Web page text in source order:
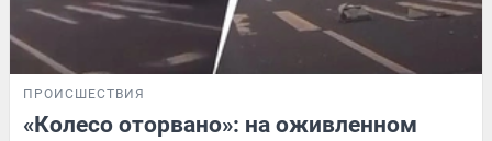
ПРОИСШЕСТВИЯ
«Колесо оторвано»: на оживленном